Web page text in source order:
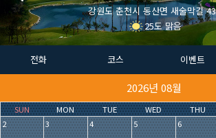
강원도 춘천시 동산면 새술막길
25도 맑음
전화 코스 이벤트
2026년 08월
SUN MON TUE WED THU
2
3 4 5 6